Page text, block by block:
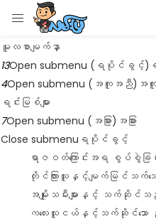
Main Menu
မူလစာမျက်နှာ
13Open submenu (ရပိုင်ခွင့်)
4Open submenu (အကူအညီ) အ
ရင်းမြစ်များ
7Open submenu (အခြား) အခြား
Close submenu ရပိုင်ခွင့်
ရာဇဝတ်ကြောင်းအရ စွပ်စွဲခ
တိုင်ကြားသူနှင့်မျက်မြင်သက်သေ
အမျိုးသမီးများနှင့် သက်ဆိုင်သည့်
ကလေးသူငယ်နှင့်သက်ဆိုင်သော
LOGIN
Enter your username and
Remember me